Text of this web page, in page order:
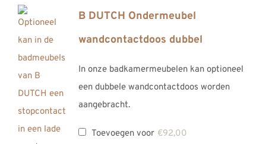
B DUTCH Ondermeubel
wandcontactdoos dubbel
In onze badkamermeubelen kan optioneel
een dubbele wandcontactdoos worden
aangebracht.
Toevoegen voor €92,00